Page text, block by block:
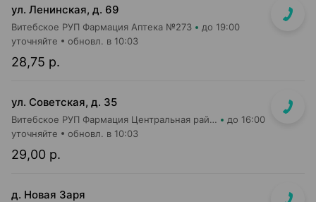
ул. Ленинская, д. 69
Витебское РУП Фармация Аптека №273 до 19:00
28,75 р.
уточняйте обновл. в 10:03
ул. Советская, д. 35
Витебское РУП Фармация Центральная районная аптека №27 до 16:00
29,00 р.
уточняйте обновл. в 10:03
д. Новая Заря